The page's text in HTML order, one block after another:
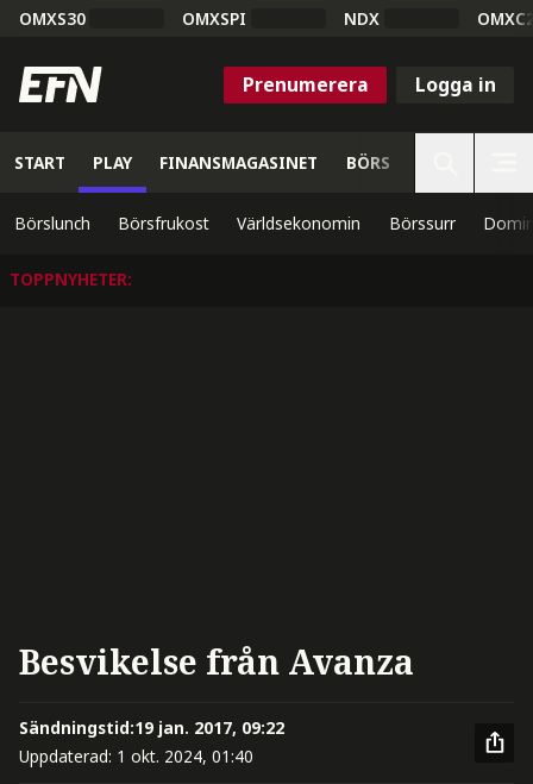
OMXS30 OMXSPI NDX
Prenumerera Logga in
START PLAY FINANSMAGASINET BÖRS
Börslunch Börsfrukost Världsekonomin Börssurr
TOPPNYHETER:
Besvikelse från Avanza
Sändningstid:19 jan. 2017, 09:22
Uppdaterad: 1 okt. 2024, 01:40